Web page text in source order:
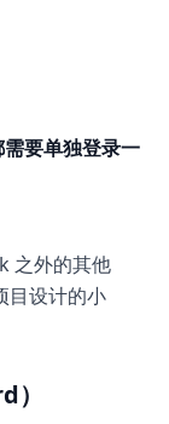
要单独登录一
之外的其他
目设计的小